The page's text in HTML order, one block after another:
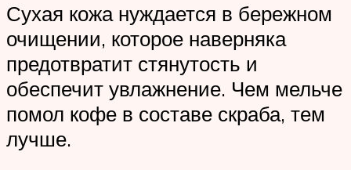
Сухая кожа нуждается в бережном
очищении, которое наверняка
предотвратит стянутость и
обеспечит увлажнение. Чем мельче
помол кофе в составе скраба, тем
лучше.